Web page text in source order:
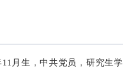
月生，中共党员，研究生学